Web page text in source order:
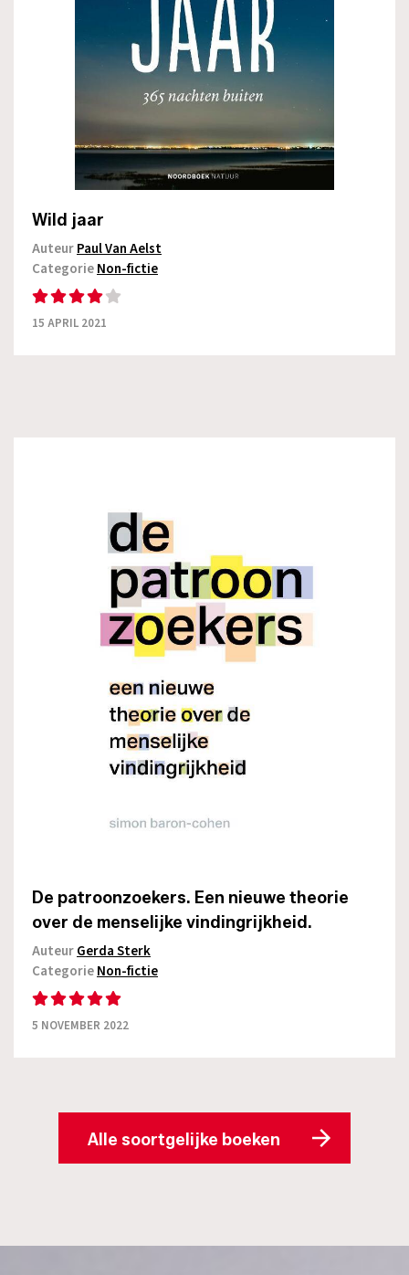
Wild jaar
AuteurPaul Van Aelst
CategorieNon-fictie
15 APRIL 2021
De patroonzoekers. Een nieuwe theorie
over de menselijke vindingrijkheid.
AuteurGerda Sterk
CategorieNon-fictie
5 NOVEMBER 2022
Alle soortgelijke boeken